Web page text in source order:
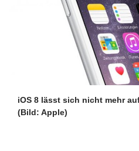
iOS 8 lässt sich nicht mehr
(Bild: Apple)